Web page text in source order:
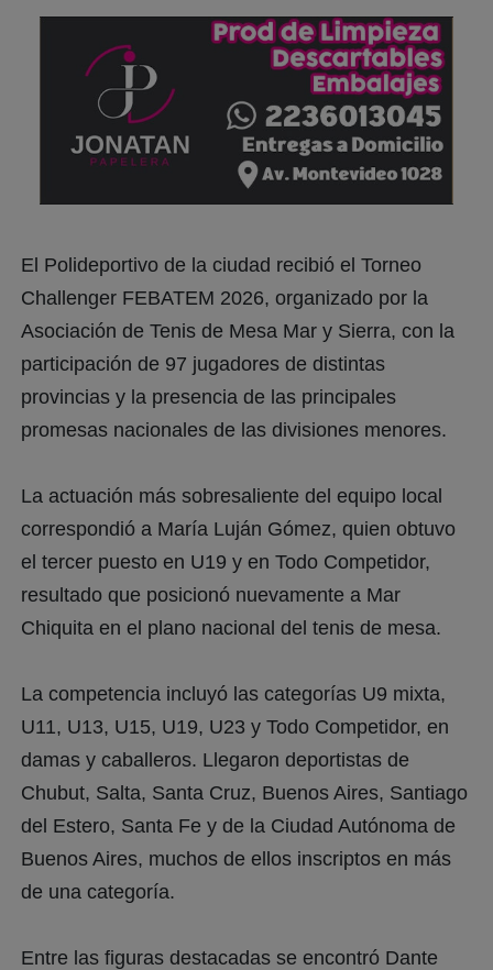
El Polideportivo de la ciudad recibió el Torneo
Challenger FEBATEM 2026, organizado por la
Asociación de Tenis de Mesa Mar y Sierra, con la
participación de 97 jugadores de distintas
provincias y la presencia de las principales
promesas nacionales de las divisiones menores.
La actuación más sobresaliente del equipo local
correspondió a María Luján Gómez, quien obtuvo
el tercer puesto en U19 y en Todo Competidor,
resultado que posicionó nuevamente a Mar
Chiquita en el plano nacional del tenis de mesa.
La competencia incluyó las categorías U9 mixta,
U11, U13, U15, U19, U23 y Todo Competidor, en
damas y caballeros. Llegaron deportistas de
Chubut, Salta, Santa Cruz, Buenos Aires, Santiago
del Estero, Santa Fe y de la Ciudad Autónoma de
Buenos Aires, muchos de ellos inscriptos en más
de una categoría.
Entre las figuras destacadas se encontró Dante